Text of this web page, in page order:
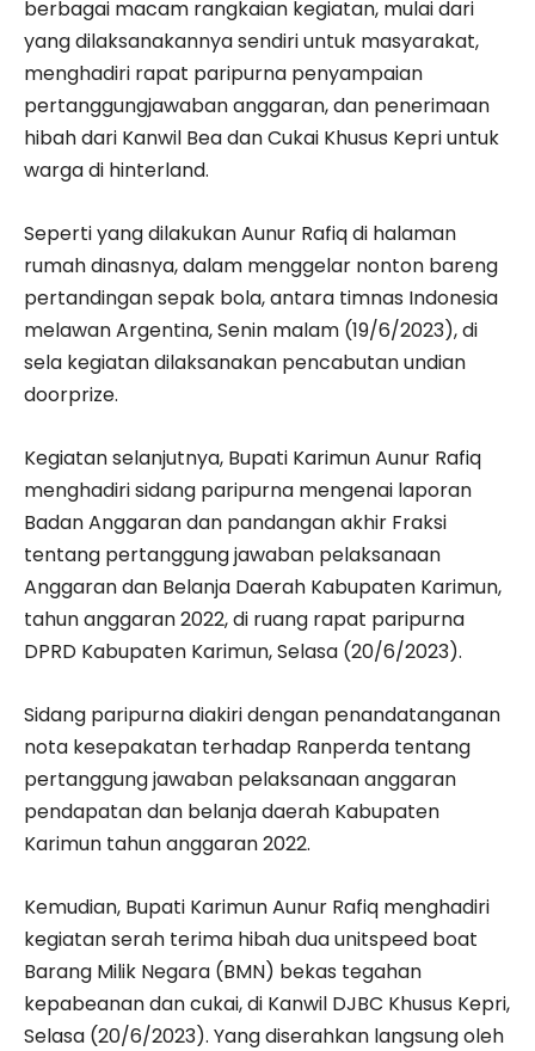
berbagai macam rangkaian kegiatan, mulai dari
yang dilaksanakannya sendiri untuk masyarakat,
menghadiri rapat paripurna penyampaian
pertanggungjawaban anggaran, dan penerimaan
hibah dari Kanwil Bea dan Cukai Khusus Kepri untuk
warga di hinterland.
Seperti yang dilakukan Aunur Rafiq di halaman
rumah dinasnya, dalam menggelar nonton bareng
pertandingan sepak bola, antara timnas Indonesia
melawan Argentina, Senin malam (19/6/2023), di
sela kegiatan dilaksanakan pencabutan undian
doorprize.
Kegiatan selanjutnya, Bupati Karimun Aunur Rafiq
menghadiri sidang paripurna mengenai laporan
Badan Anggaran dan pandangan akhir Fraksi
tentang pertanggung jawaban pelaksanaan
Anggaran dan Belanja Daerah Kabupaten Karimun,
tahun anggaran 2022, di ruang rapat paripurna
DPRD Kabupaten Karimun, Selasa (20/6/2023).
Sidang paripurna diakiri dengan penandatanganan
nota kesepakatan terhadap Ranperda tentang
pertanggung jawaban pelaksanaan anggaran
pendapatan dan belanja daerah Kabupaten
Karimun tahun anggaran 2022.
Kemudian, Bupati Karimun Aunur Rafiq menghadiri
kegiatan serah terima hibah dua unitspeed boat
Barang Milik Negara (BMN) bekas tegahan
kepabeanan dan cukai, di Kanwil DJBC Khusus Kepri,
Selasa (20/6/2023). Yang diserahkan langsung oleh